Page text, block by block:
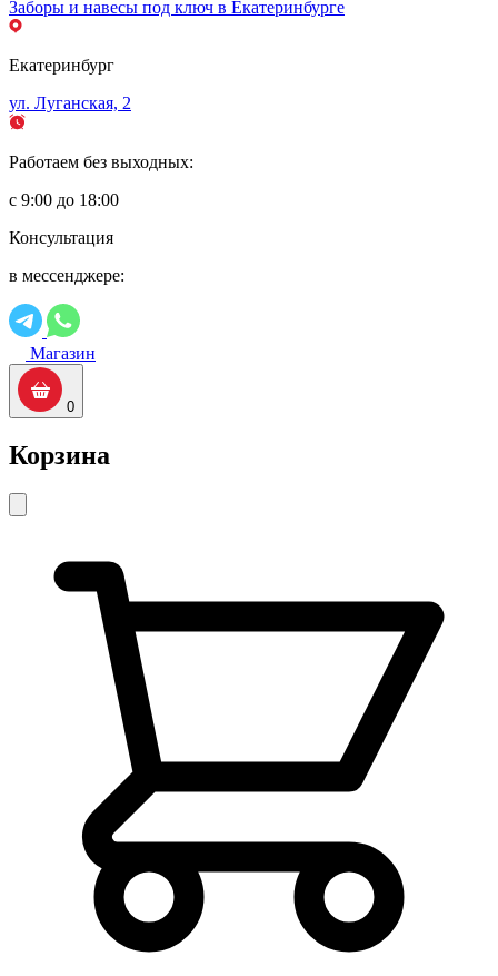
Заборы и навесы под ключ в Екатеринбурге
Екатеринбург
ул. Луганская, 2
Работаем без выходных:
с 9:00 до 18:00
Консультация
в мессенджере:
Магазин
0
Корзина